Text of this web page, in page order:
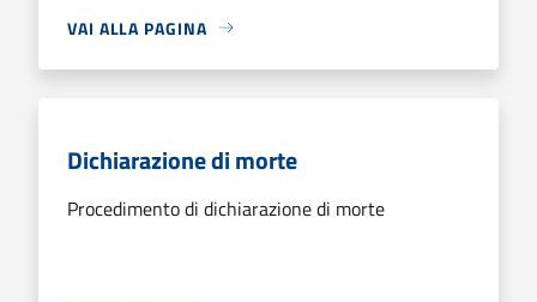
VAI ALLA PAGINA
Dichiarazione di morte
Procedimento di dichiarazione di morte